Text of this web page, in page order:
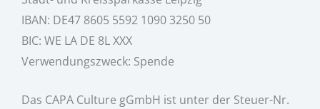
IBAN: DE47 8605 5592 1090 3250 50
BIC: WE LA DE 8L XXX
Verwendungszweck: Spende
Das CAPA Culture gGmbH ist unter der Steuer-Nr.